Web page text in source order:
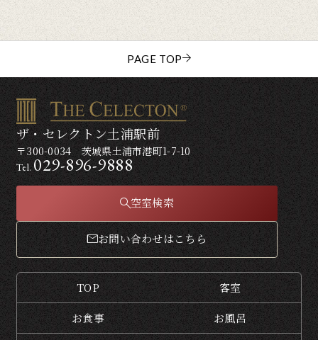
PAGE TOP
ザ・セレクトン土浦駅前
〒300-0034 茨城県土浦市港町1-7-10
Tel.029-896-9888
空室検索
お問い合わせはこちら
TOP 客室
お食事 お風呂